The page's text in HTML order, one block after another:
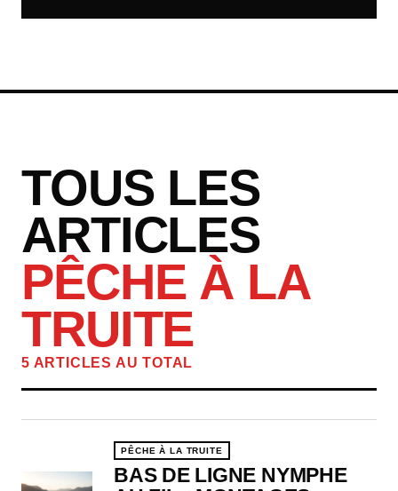
TOUS LES
ARTICLES
PÊCHE À LA
TRUITE
5 ARTICLES AU TOTAL
PÊCHE À LA TRUITE
BAS DE LIGNE NYMPHE